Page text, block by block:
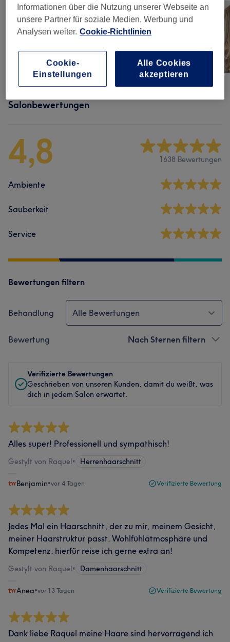
Salonbewertungen
4,8 1638 Bewertungen
Ambiente
Sauberkeit
Service
Bewertungen filtern
Behandlung Alle Bewertungen
Bewertung Nach Sternen filtern
Verifizierte Bewertungen
Geschrieben von unseren Kunden, damit du weißt, was
dich in jedem Salon erwartet.
Alles super! Professionell und sympathisch!
Gestylt von Raquel• Herrenhaarschnitt
Benjamin•vor 4 Tagen Verifizierte Bewertung
Jedes Mal ein Haarschnitt, der zu mir, meinem Gesicht,
meiner Haarstruktur passt. Wohlfühlatmosphäre und
Kompetenz: hierfür reise ich gerne extra an!
Gestylt von Raquel• Damenhaarschnitt
Anea•vor 13 Tagen Verifizierte Bewertung
Dank liebe Raquel meine Haare sind hervorragend ich
Informationen über die Nutzung unserer Webseite an
unsere Partner für soziale Medien, Werbung und
Analysen weiter. Cookie-Richtlinien
Cookie-
Einstellungen
Alle Cookies
akzeptieren